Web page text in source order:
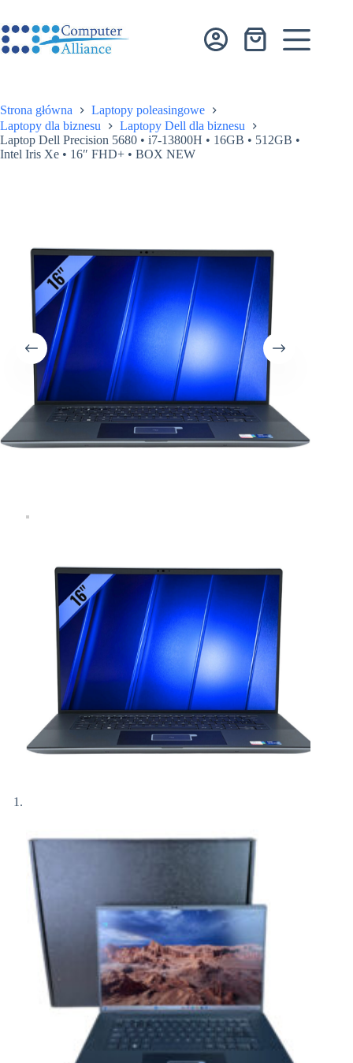
treści
Koszyk
Strona główna
Laptopy poleasingowe
Laptopy dla biznesu
Laptopy Dell dla biznesu
Laptop Dell Precision 5680 • i7-13800H • 16GB • 512GB •
Intel Iris Xe • 16″ FHD+ • BOX NEW